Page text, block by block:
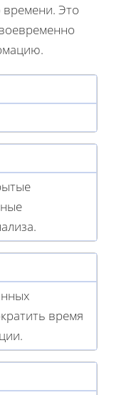
Это
время